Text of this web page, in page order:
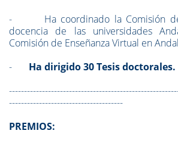
- Ha coordinado la Comisión de
docencia de las universidades
Comisión de Enseñanza Virtual en
- Ha dirigido 30 Tesis doctorales.
--------------------------------------
PREMIOS: